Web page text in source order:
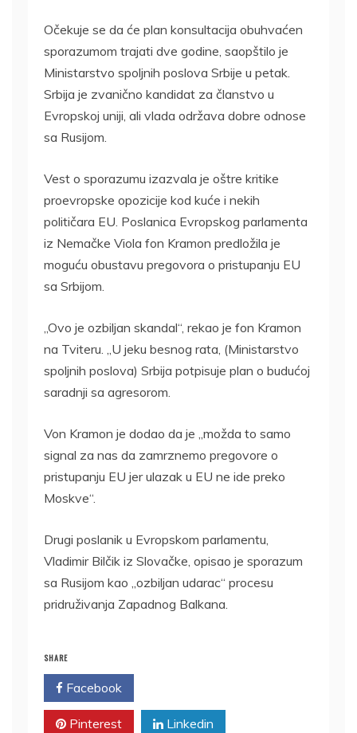
Očekuje se da će plan konsultacija obuhvaćen
sporazumom trajati dve godine, saopštilo je
Ministarstvo spoljnih poslova Srbije u petak.
Srbija je zvanično kandidat za članstvo u
Evropskoj uniji, ali vlada održava dobre odnose
sa Rusijom.
Vest o sporazumu izazvala je oštre kritike
proevropske opozicije kod kuće i nekih
političara EU. Poslanica Evropskog parlamenta
iz Nemačke Viola fon Kramon predložila je
moguću obustavu pregovora o pristupanju EU
sa Srbijom.
„Ovo je ozbiljan skandal“, rekao je fon Kramon
na Tviteru. „U jeku besnog rata, (Ministarstvo
spoljnih poslova) Srbija potpisuje plan o budućoj
saradnji sa agresorom.
Von Kramon je dodao da je „možda to samo
signal za nas da zamrznemo pregovore o
pristupanju EU jer ulazak u EU ne ide preko
Moskve“.
Drugi poslanik u Evropskom parlamentu,
Vladimir Bilčik iz Slovačke, opisao je sporazum
sa Rusijom kao „ozbiljan udarac“ procesu
pridruživanja Zapadnog Balkana.
SHARE
Facebook
Pinterest Linkedin